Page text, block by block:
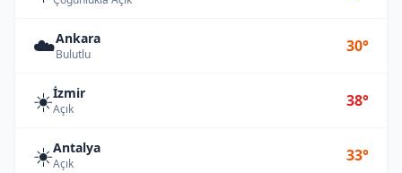
☁️Ankara
Bulutlu 30°
☀️İzmir
Açık 38°
☀️Antalya
Açık 33°